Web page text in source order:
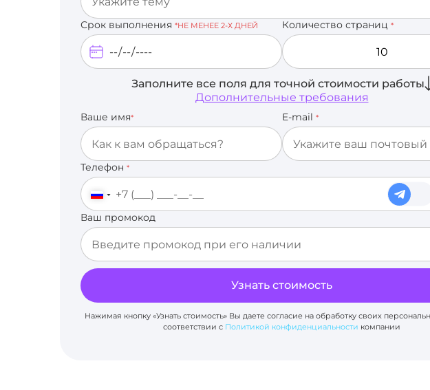
Срок выполнения *НЕ МЕНЕЕ 2-Х ДНЕЙ Количество страниц *
Заполните все поля для точной стоимости работы
Дополнительные требования
Ваше имя* E-mail *
Телефон *
Ваш промокод
Узнать стоимость
Нажимая кнопку «Узнать стоимость» Вы даете согласие на обработку своих
соответствии с Политикой конфиденциальности компании